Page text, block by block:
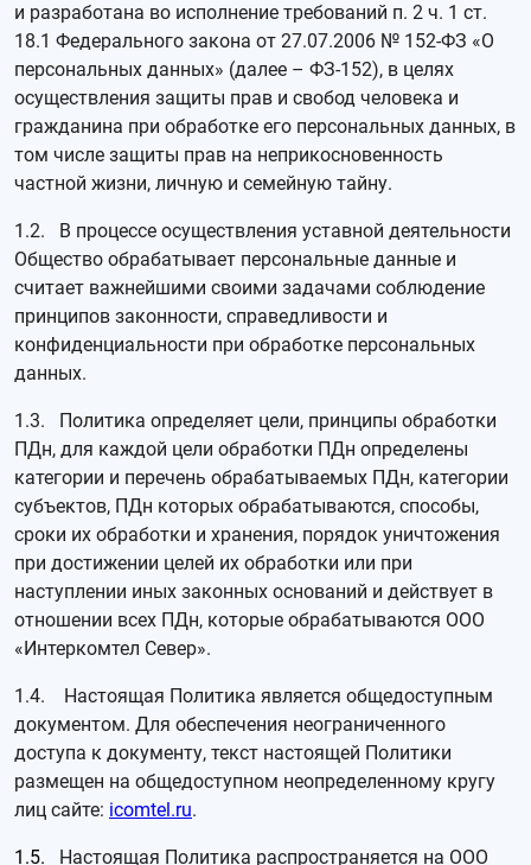
и разработана во исполнение требований п. 2 ч. 1 ст.
18.1 Федерального закона от 27.07.2006 № 152-ФЗ «О
персональных данных» (далее – ФЗ-152), в целях
осуществления защиты прав и свобод человека и
гражданина при обработке его персональных данных, в
том числе защиты прав на неприкосновенность
частной жизни, личную и семейную тайну.
1.2. В процессе осуществления уставной деятельности
Общество обрабатывает персональные данные и
считает важнейшими своими задачами соблюдение
принципов законности, справедливости и
конфиденциальности при обработке персональных
данных.
1.3. Политика определяет цели, принципы обработки
ПДн, для каждой цели обработки ПДн определены
категории и перечень обрабатываемых ПДн, категории
субъектов, ПДн которых обрабатываются, способы,
сроки их обработки и хранения, порядок уничтожения
при достижении целей их обработки или при
наступлении иных законных оснований и действует в
отношении всех ПДн, которые обрабатываются ООО
«Интеркомтел Север».
1.4. Настоящая Политика является общедоступным
документом. Для обеспечения неограниченного
доступа к документу, текст настоящей Политики
размещен на общедоступном неопределенному кругу
лиц сайте: icomtel.ru.
1.5. Настоящая Политика распространяется на ООО